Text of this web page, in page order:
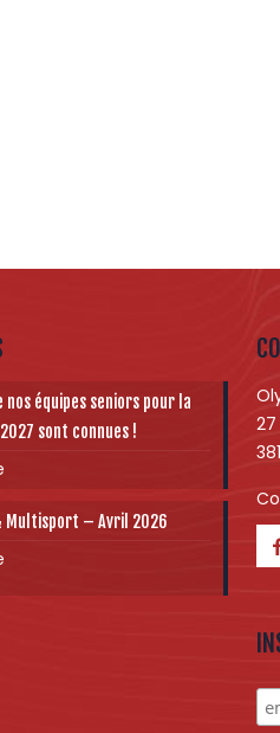
nos équipes seniors pour la
sont connues !
Multisport – Avril 2026